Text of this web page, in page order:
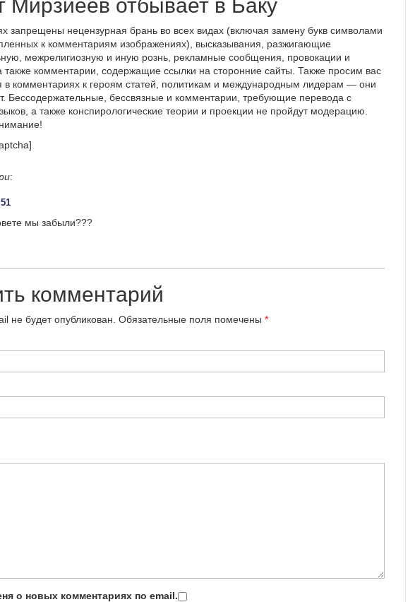
Мирзиёев отбывает в Баку
запрещены нецензурная брань во всех видах (включая замену букв символами
к комментариям изображениях), высказывания, разжигающие
межрелигиозную и иную рознь, рекламные сообщения, провокации и
также комментарии, содержащие ссылки на сторонние сайты. Также просим вас
в комментариях к героям статей, политикам и международным лидерам — они
Бессодержательные, бессвязные и комментарии, требующие перевода с
а также конспирологические теории и проекции не пройдут модерацию.
:
мы забыли???
комментарий
не будет опубликован. Обязательные поля помечены *
о новых комментариях по email.